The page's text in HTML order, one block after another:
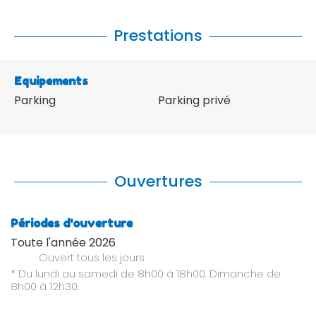
Prestations
Equipements
Parking Parking privé
Ouvertures
Périodes d'ouverture
Toute l'année 2026
Ouvert tous les jours
* Du lundi au samedi de 8h00 à 18h00. Dimanche de
8h00 à 12h30.